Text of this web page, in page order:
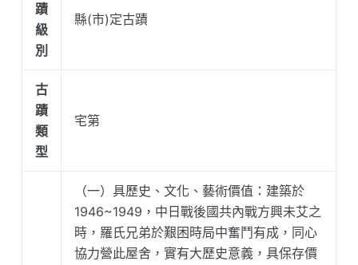
蹟
級
別
縣(市)定古蹟
古
蹟
類
型
宅第
（一）具歷史、文化、藝術價值：建築於
1946~1949，中日戰後國共內戰方興未艾之
時，羅氏兄弟於艱困時局中奮鬥有成，同心
協力營此屋舍，實有大歷史意義，具保存價